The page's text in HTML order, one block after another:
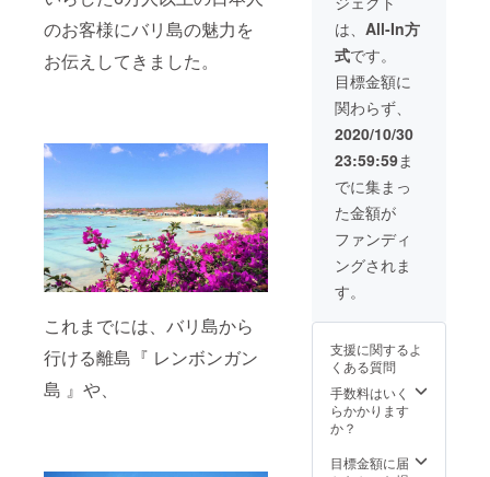
のお客様にバリ島の魅力を
お伝えしてきました。
これまでには、バリ島から
行ける離島『 レンボンガン
島 』や、
ズ/ムー
ンス
トーン
（天然
石はお
選びい
ただけ
ませ
ん） サ
イズ：
ネック
レス
40cm~
80cmで
長さ調
整可
レット
15cm~
21cmの
間で長
さ調整
可能
存続す
る限り
有効で
す。 ・
おつり
が発生
する場
合はル
ピアで
の返金
となり
ます。
（ツ
アー当
日の
レート
す） ・
ト1枚に
つき水
筒1つと
なりま
す。色
ませ
は、 All-In方
式です。
目標金額に
関わらず、
2020/10/30
23:59:59ま
でに集まっ
た金額が
ファンディ
ングされま
す。
支援に関するよ
くある質問
手数料はいく
らかかります
か？
目標金額に届